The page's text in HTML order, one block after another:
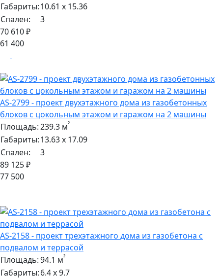
Габариты:10.61 х 15.36
Спален:
3
70 610 ₽
61 400
AS-2799 - проект двухэтажного дома из газобетонных
блоков с цокольным этажом и гаражом на 2 машины
Площадь:239.3 м²
Габариты:13.63 х 17.09
Спален:
3
89 125 ₽
77 500
AS-2158 - проект трехэтажного дома из газобетона с
подвалом и террасой
Площадь:94.1 м²
Габариты:6.4 х 9.7